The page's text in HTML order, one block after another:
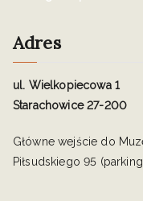
Adres
ul. Wielkopiecowa 1
Starachowice 27-200
Główne wejście do
Piłsudskiego 95